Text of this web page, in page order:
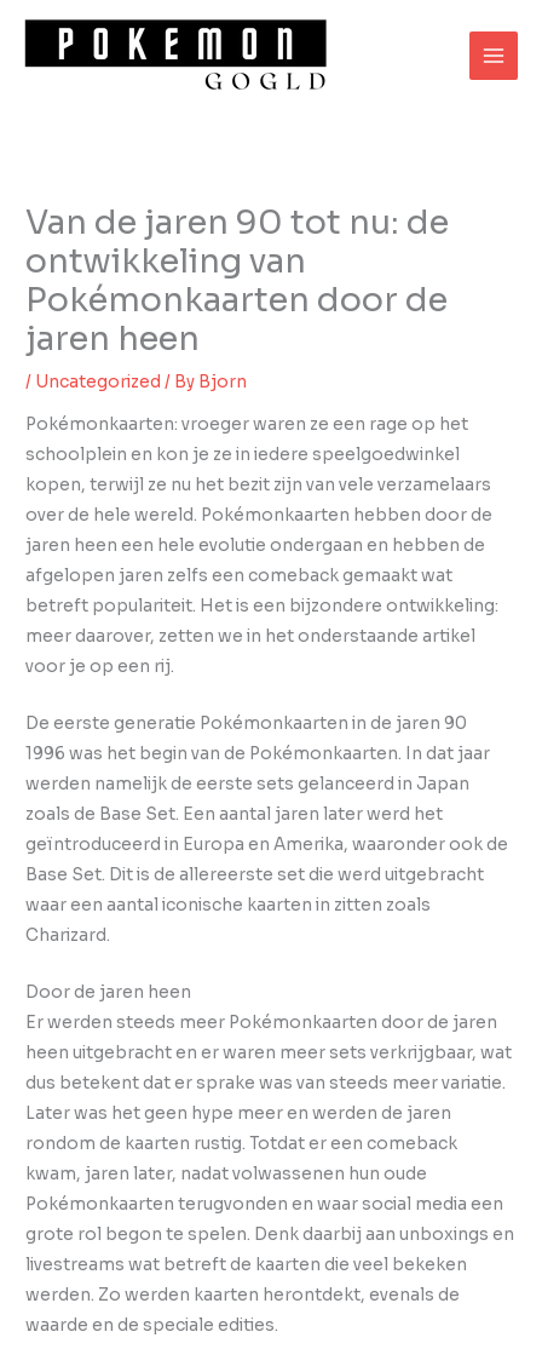
content
Van de jaren 90 tot nu: de
ontwikkeling van
Pokémonkaarten door de
jaren heen
/ Uncategorized / By Bjorn
Pokémonkaarten: vroeger waren ze een rage op het
schoolplein en kon je ze in iedere speelgoedwinkel
kopen, terwijl ze nu het bezit zijn van vele verzamelaars
over de hele wereld. Pokémonkaarten hebben door de
jaren heen een hele evolutie ondergaan en hebben de
afgelopen jaren zelfs een comeback gemaakt wat
betreft populariteit. Het is een bijzondere ontwikkeling:
meer daarover, zetten we in het onderstaande artikel
voor je op een rij.
De eerste generatie Pokémonkaarten in de jaren 90
1996 was het begin van de Pokémonkaarten. In dat jaar
werden namelijk de eerste sets gelanceerd in Japan
zoals de Base Set. Een aantal jaren later werd het
geïntroduceerd in Europa en Amerika, waaronder ook de
Base Set. Dit is de allereerste set die werd uitgebracht
waar een aantal iconische kaarten in zitten zoals
Charizard.
Door de jaren heen
Er werden steeds meer Pokémonkaarten door de jaren
heen uitgebracht en er waren meer sets verkrijgbaar, wat
dus betekent dat er sprake was van steeds meer variatie.
Later was het geen hype meer en werden de jaren
rondom de kaarten rustig. Totdat er een comeback
kwam, jaren later, nadat volwassenen hun oude
Pokémonkaarten terugvonden en waar social media een
grote rol begon te spelen. Denk daarbij aan unboxings en
livestreams wat betreft de kaarten die veel bekeken
werden. Zo werden kaarten herontdekt, evenals de
waarde en de speciale edities.